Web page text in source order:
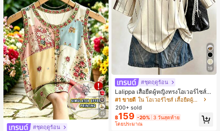
15
#ชุดฤดูร้อน
19
#ชุดฤดูร้อน
Lalippa เสื้อยืดผู้หญิงทรงโอเวอร์ไซส์ค
วามยาวกลาง คอกลม ไหล่ตก ลายพิมพ์
ตัวอักษรและลายทางแนวตั้ง สไตล์แฟชั่
นมินิมอล ของขวัญให้เพื่อน
#1 ขายดี
ใน โอเวอร์ไซส์ เสื้อยืดผู้หญิง
200+ sold
฿159 -20% 3 วันสุดท้าย
โดยประมาณ